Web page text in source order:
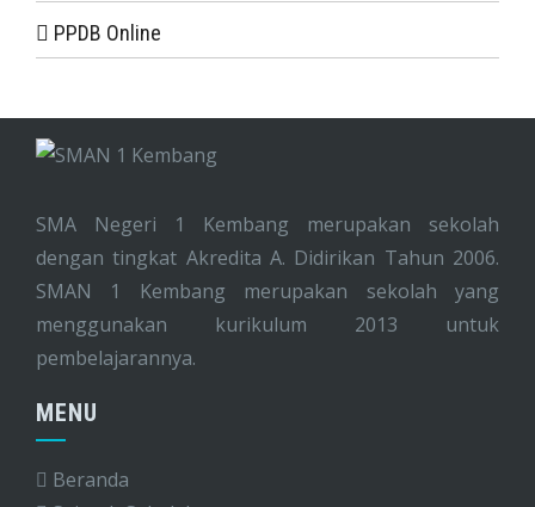
PPDB Online
SMA Negeri 1 Kembang merupakan sekolah
dengan tingkat Akredita A. Didirikan Tahun 2006.
SMAN 1 Kembang merupakan sekolah yang
menggunakan kurikulum 2013 untuk
pembelajarannya.
MENU
Beranda